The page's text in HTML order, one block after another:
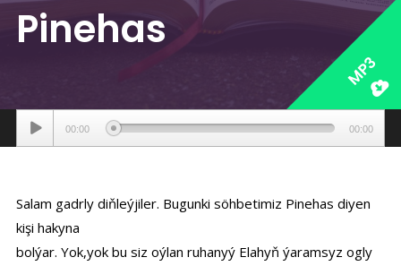
Pinehas
MP3
Аудиоплеер
00:00 00:00
Salam gadrly diňleýjiler. Bugunki söhbetimiz Pinehas diyen
kişi hakyna
bolýar. Yok,yok bu siz oýlan ruhanyý Elahyň ýaramsyz ogly